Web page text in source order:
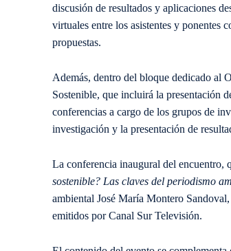
discusión de resultados y aplicaciones
virtuales entre los asistentes y ponentes
propuestas.
Además, dentro del bloque dedicado al
Sostenible, que incluirá la presentación
conferencias a cargo de los grupos de
investigación y la presentación de
La conferencia inaugural del encuentro,
sostenible? Las claves del periodismo
ambiental José María Montero
emitidos por Canal Sur Televisión.